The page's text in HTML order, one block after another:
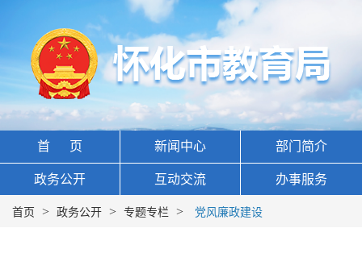
首 页 新闻中心 部门简介
政务公开 互动交流 办事服务
首页 > 政务公开 > 专题专栏 > 党风廉政建设